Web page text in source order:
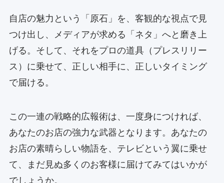
自店の魅力という「原石」を、客観的な視点で見
つけ出し、メディアが求める「ネタ」へと磨き上
げる。そして、それをプロの道具（プレスリリー
ス）に乗せて、正しい相手に、正しいタイミング
で届ける。
この一連の戦略的広報術は、一度身につければ、
あなたのお店の強力な武器となります。あなたの
お店の素晴らしい物語を、テレビという翼に乗せ
て、まだ見ぬ多くのお客様に届けてみてはいかが
でしょうか。